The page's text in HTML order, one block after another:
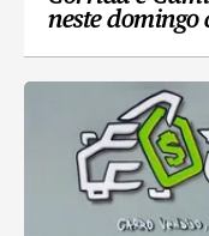
neste domingo